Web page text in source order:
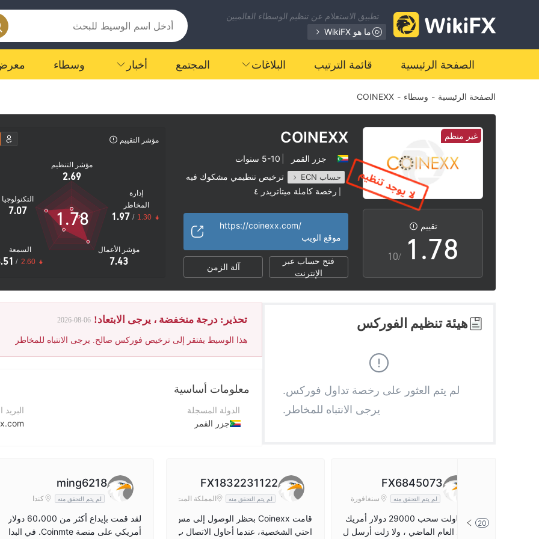
تطبيق الاستعلام عن تنظيم الوسطاء العالميين
ما هو WikiFX
الصفحة الرئيسية قائمة الترتيب البلاغات المجتمع أخبار وسطاء
الصفحة الرئيسية - وسطاء -
COINEXX
غير منظم
تقييم0
1
2
3
5
8
9
.
1
2
3
4
5
6
7
8
9
2
3
4
5
6
7
8
9
/10
COINEXX
جزر القمر 5-10 سنوات
حساب ECN ترخيص تنظيمي مشكوك فيه
رخصة كاملة ميتاتريدر ٤
https://coinexx.com/
موقع الويب
فتح حساب عبر
الإنترنت
آلة الزمن
مؤشر التقييم
مؤشر التنظيم
2.69
التكنولوجيا
7.07
السمعة
/ 2.60
مؤشر الأعمال
7.43
إدارة
المخاطر
1.97 / 1.30
1.78
درجة WikiFX للوسيط تم تخفيضها بسبب حجم كبير من شكاوى العملاء غير المحلولة.
هيئة تنظيم الفوركس
لم يتم العثور على رخصة تداول فوركس.
يرجى الانتباه للمخاطر.
تحذير: درجة منخفضة ، يرجى الابتعاد! 2026-08-06
هذا الوسيط يفتقر إلى ترخيص فوركس صالح. يرجى الانتباه للمخاطر
معلومات أساسية
الدولة المسجلة
جزر القمر
اسم الشركة
COINEXX LTD
البريد
FX6845073
لم يتم التحقق منه سنغافورة
لقد حاولت سحب 29000 دولار أمريك
ي منذ العام الماضي ، ولا زلت أرسل ل
FX1832231122
لم يتم التحقق منه
المملكة المت
قامت Coinexx بحظر الوصول إلى مس
احتي الشخصية، عندما أحاول الاتصال ب
ming6218
لم يتم التحقق منه كندا
لقد قمت بإيداع أكثر من 60،000 دولار
أمريكي على منصة Coinmte. في البدا
20